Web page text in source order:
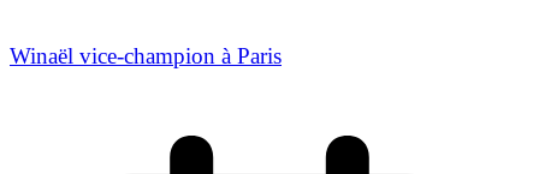
Winaël vice-champion à Paris